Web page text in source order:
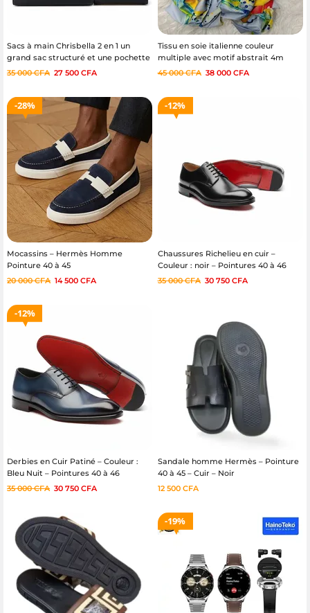
Sacs à main Chrisbella 2 en 1 un
grand sac structuré et une pochette
35 000CFA 27 500 CFA
Tissu en soie italienne couleur
multiple avec motif abstrait 4m
45 000CFA 38 000 CFA
28%
Mocassins – Hermès Homme
Pointure 40 à 45
20 000CFA 14 500 CFA
12%
Chaussures Richelieu en cuir –
Couleur : noir – Pointures 40 à 46
35 000CFA 30 750 CFA
12%
Derbies en Cuir Patiné – Couleur :
Bleu Nuit – Pointures 40 à 46
35 000CFA 30 750 CFA
Sandale homme Hermès – Pointure
40 à 45 – Cuir – Noir
12 500 CFA
19%